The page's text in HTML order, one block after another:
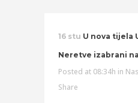
16 stu U nova tijela
Neretve izabrani
Posted at 08:34h in
Share